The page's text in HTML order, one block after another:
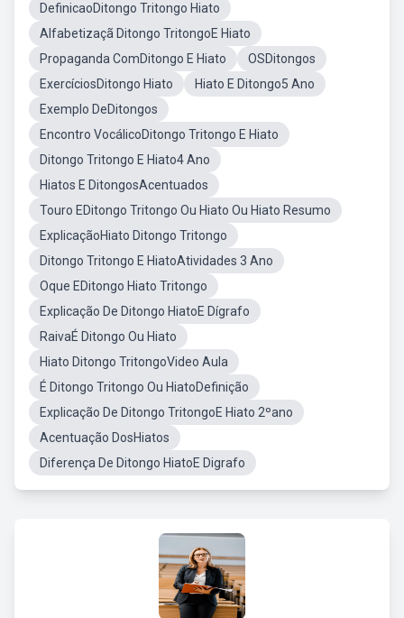
DefinicaoDitongo Tritongo Hiato
Alfabetizaçã Ditongo TritongoE Hiato
Propaganda ComDitongo E Hiato
OSDitongos
ExercíciosDitongo Hiato
Hiato E Ditongo5 Ano
Exemplo DeDitongos
Encontro VocálicoDitongo Tritongo E Hiato
Ditongo Tritongo E Hiato4 Ano
Hiatos E DitongosAcentuados
Touro EDitongo Tritongo Ou Hiato Ou Hiato Resumo
ExplicaçãoHiato Ditongo Tritongo
Ditongo Tritongo E HiatoAtividades 3 Ano
Oque EDitongo Hiato Tritongo
Explicação De Ditongo HiatoE Dígrafo
RaivaÉ Ditongo Ou Hiato
Hiato Ditongo TritongoVideo Aula
É Ditongo Tritongo Ou HiatoDefinição
Explicação De Ditongo TritongoE Hiato 2ºano
Acentuação DosHiatos
Diferença De Ditongo HiatoE Digrafo